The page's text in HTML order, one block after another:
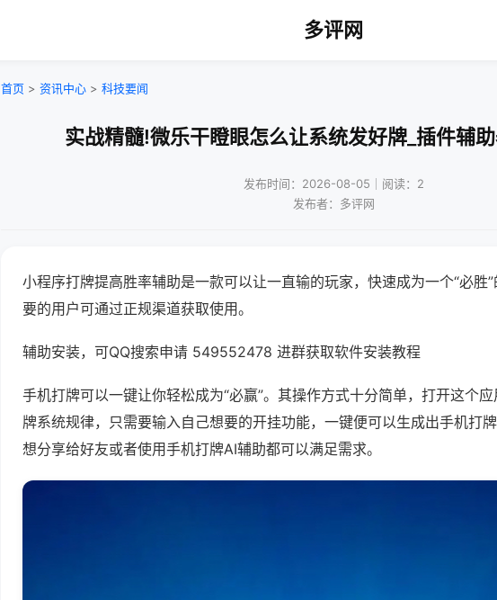
多评网
首页 > 资讯中心 > 科技要闻
实战精髓!微乐干瞪眼怎么让系统发好牌_插件辅
发布时间：2026-08-05｜阅读：2
发布者：多评网
小程序打牌提高胜率辅助是一款可以让一直输的玩家，快速成为一个“必胜
要的用户可通过正规渠道获取使用。
辅助安装，可QQ搜索申请 549552478 进群获取软件安装教程
手机打牌可以一键让你轻松成为“必赢”。其操作方式十分简单，打开这个
牌系统规律，只需要输入自己想要的开挂功能，一键便可以生成出手机打
想分享给好友或者使用手机打牌AI辅助都可以满足需求。